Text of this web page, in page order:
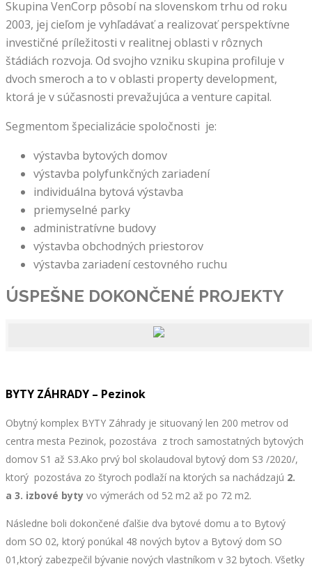
Skupina VenCorp pôsobí na slovenskom trhu od roku
2003, jej cieľom je vyhľadávať a realizovať perspektívne
investičné príležitosti v realitnej oblasti v rôznych
štádiách rozvoja. Od svojho vzniku skupina profiluje v
dvoch smeroch a to v oblasti property development,
ktorá je v súčasnosti prevažujúca a venture capital.
Segmentom špecializácie spoločnosti je:
výstavba bytových domov
výstavba polyfunkčných zariadení
individuálna bytová výstavba
priemyselné parky
administratívne budovy
výstavba obchodných priestorov
výstavba zariadení cestovného ruchu
ÚSPEŠNE DOKONČENÉ PROJEKTY
BYTY ZÁHRADY – Pezinok
Obytný komplex BYTY Záhrady je situovaný len 200 metrov od
centra mesta Pezinok, pozostáva z troch samostatných bytových
domov S1 až S3.Ako prvý bol skolaudoval bytový dom S3 /2020/,
ktorý pozostáva zo štyroch podlaží na ktorých sa nachádzajú 2.
a 3. izbové byty vo výmerách od 52 m2 až po 72 m2.
Následne boli dokončené ďalšie dva bytové domu a to Bytový
dom SO 02, ktorý ponúkal 48 nových bytov a Bytový dom SO
01,ktorý zabezpečil bývanie nových vlastníkom v 32 bytoch. Všetky